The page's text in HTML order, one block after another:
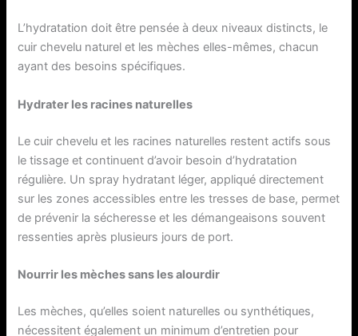
L’hydratation doit être pensée à deux niveaux distincts, le
cuir chevelu naturel et les mèches elles-mêmes, chacun
ayant des besoins spécifiques.
Hydrater les racines naturelles
Le cuir chevelu et les racines naturelles restent actifs sous
le tissage et continuent d’avoir besoin d’hydratation
régulière. Un spray hydratant léger, appliqué directement
sur les zones accessibles entre les tresses de base, permet
de prévenir la sécheresse et les démangeaisons souvent
ressenties après plusieurs jours de port.
Nourrir les mèches sans les alourdir
Les mèches, qu’elles soient naturelles ou synthétiques,
nécessitent également un minimum d’entretien pour